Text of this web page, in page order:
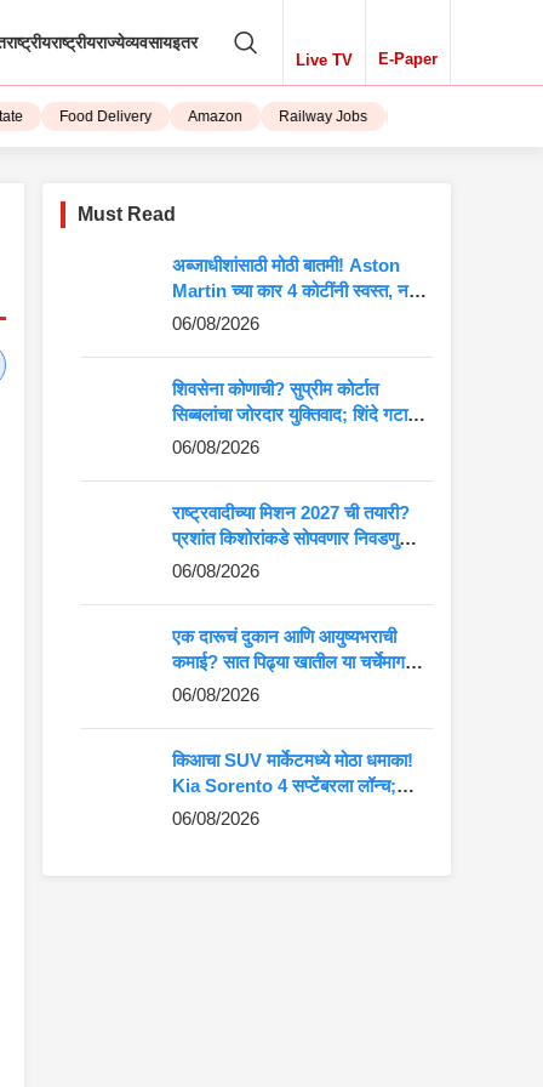
राष्ट्रीयराज्येव्यवसायइतर
Live TV E-Paper
Food Delivery Amazon Railway Jobs iPhone 15
Must Read
अब्जाधीशांसाठी मोठी बातमी! Aston
Martin च्या कार 4 कोटींनी स्वस्त, नवीन
किंमत पाहून बसेल धक्का
06/08/2026
शिवसेना कोणाची? सुप्रीम कोर्टात
सिब्बलांचा जोरदार युक्तिवाद; शिंदे गटाच्या
अडचणी वाढणार?
06/08/2026
राष्ट्रवादीच्या मिशन 2027 ची तयारी?
प्रशांत किशोरांकडे सोपवणार निवडणुकीची
कमान?
06/08/2026
एक दारूचं दुकान आणि आयुष्यभराची
कमाई? सात पिढ्या खातील या चर्चेमागचं
खरं गणित जाणून घ्या
06/08/2026
किआचा SUV मार्केटमध्ये मोठा धमाका!
Kia Sorento 4 सप्टेंबरला लॉन्च;
Fortuner-Kodiaq ला देणार थेट
06/08/2026